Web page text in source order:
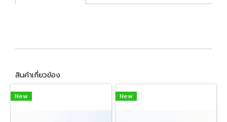
สินค้าเกี่ยวข้อง
New New